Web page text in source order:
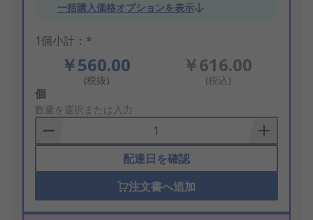
一括購入価格オプションを表示
1個小計：*
￥560.00
(税抜)
￥616.00
(税込)
Add
to
Basket
個
数量を選択または入力
配達日を確認
注文書へ追加